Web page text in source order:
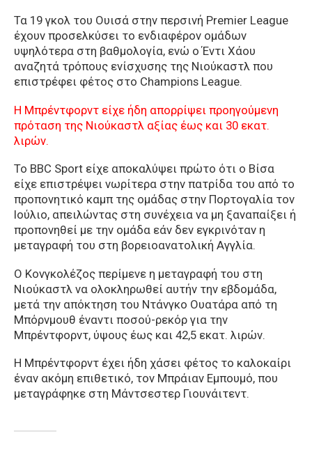
Τα 19 γκολ του Oυισά στην περσινή Premier League
έχουν προσελκύσει το ενδιαφέρον ομάδων
υψηλότερα στη βαθμολογία, ενώ ο Έντι Χάου
αναζητά τρόπους ενίσχυσης της Νιούκαστλ που
επιστρέφει φέτος στο Champions League.
Η Μπρέντφορντ είχε ήδη απορρίψει προηγούμενη
πρόταση της Νιούκαστλ αξίας έως και 30 εκατ.
λιρών.
Το BBC Sport είχε αποκαλύψει πρώτο ότι ο Βίσα
είχε επιστρέψει νωρίτερα στην πατρίδα του από το
προπονητικό καμπ της ομάδας στην Πορτογαλία τον
Ιούλιο, απειλώντας στη συνέχεια να μη ξαναπαίξει ή
προπονηθεί με την ομάδα εάν δεν εγκρινόταν η
μεταγραφή του στη βορειοανατολική Αγγλία.
Ο Κονγκολέζος περίμενε η μεταγραφή του στη
Νιούκαστλ να ολοκληρωθεί αυτήν την εβδομάδα,
μετά την απόκτηση του Ντάνγκο Ουατάρα από τη
Μπόρνμουθ έναντι ποσού-ρεκόρ για την
Μπρέντφορντ, ύψους έως και 42,5 εκατ. λιρών.
Η Μπρέντφορντ έχει ήδη χάσει φέτος το καλοκαίρι
έναν ακόμη επιθετικό, τον Μπράιαν Εμπουμό, που
μεταγράφηκε στη Μάντσεστερ Γιουνάιτεντ.